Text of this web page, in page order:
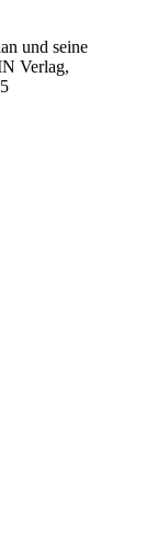
und seine
Verlag,